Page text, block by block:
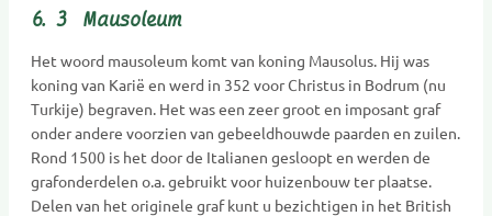
6. 3 Mausoleum
Het woord mausoleum komt van koning Mausolus. Hij was
koning van Karië en werd in 352 voor Christus in Bodrum (nu
Turkije) begraven. Het was een zeer groot en imposant graf
onder andere voorzien van gebeeldhouwde paarden en zuilen.
Rond 1500 is het door de Italianen gesloopt en werden de
grafonderdelen o.a. gebruikt voor huizenbouw ter plaatse.
Delen van het originele graf kunt u bezichtigen in het British